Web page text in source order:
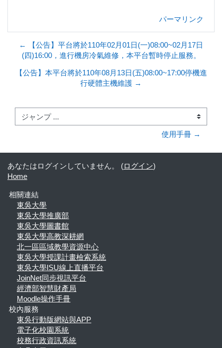
パーマリンク
← 【公告】平台將於110年02月01日(一)08:00~02月17日
(四)16:00，進行機房冷氣維修，本平台暫時停止服務。
【公告】本平台將於110年08月13日(五)08:00~17:00停機進
行硬體主機維護 →
ジャンプ ...
使用手冊 →
あなたはログインしていません。 (ログイン)
Home
相關連結
東吳大學
東吳大學推廣部
東吳大學圖書館
東吳大學高教深耕網
北一區區域教學資源中心
東吳大學授課計畫檢索系統
東吳大學ISU線上直播平台
JoinNet同步視訊平台
經濟部智慧財產局
Moodle操作手冊
校內服務
東吳行動版網站與APP
電子化校園系統
校務行政資訊系統